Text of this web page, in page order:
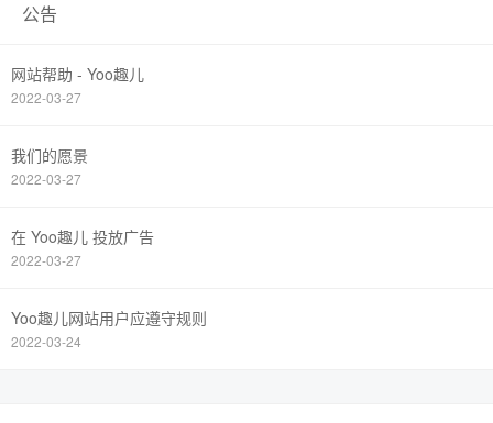
公告
网站帮助 - Yoo趣儿
2022-03-27
我们的愿景
2022-03-27
在 Yoo趣儿 投放广告
2022-03-27
Yoo趣儿网站用户应遵守规则
2022-03-24